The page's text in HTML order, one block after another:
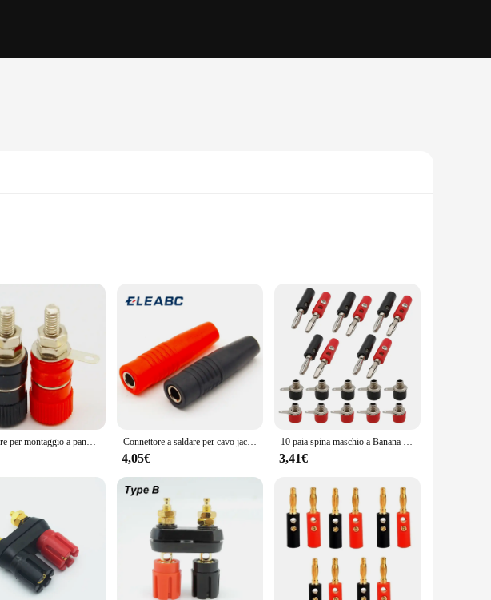
resistance. The ergonomic banana plug design ensures a secure and easy-grip
the rigors of frequent use, making them a staple in any toolbox or workspace.
terminali a banana are versatile enough to meet your needs. They are compatible
available in sets, allowing you to purchase the quantity that best suits your project or
They are perfect for use in audio systems, automotive applications, and other
the risk of electrical interference and enhancing the overall performance of your
are completed with precision and efficiency.
Connettore per montaggio a pannello Jack con spina a Banana di alta qualità 1 paio (rosso + nero) Connettore a saldare per cavo jack isolato femmina a banana da 10 pezzi in ottone da 4 mm
4,05€
10 paia spina maschio a Banana da 4mm + connettore a presa femmina terminale a vite Binding Post adattatore per altoparlante Audio nero rosso
3,41€